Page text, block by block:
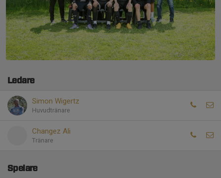
Ledare
Simon Wigertz
Huvudtränare
Changez Ali
Tränare
Spelare